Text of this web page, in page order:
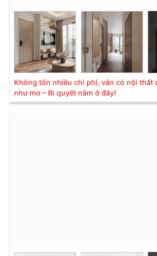
Không tốn nhiều chi phí, vẫn có nội thất
như mơ – Bí quyết nằm ở đây!